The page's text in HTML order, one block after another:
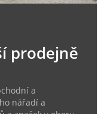
prodejně
a
nářadí a